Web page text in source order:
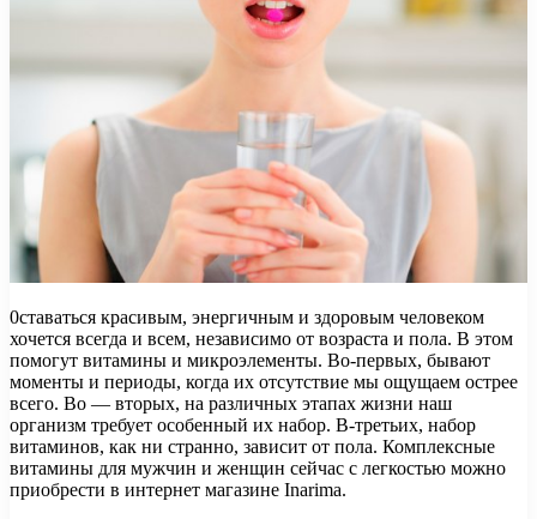
0ставаться красивым, энергичным и здоровым человеком
хочется всегда и всем, независимо от возраста и пола. В этом
помогут витамины и микроэлементы. Во-первых, бывают
моменты и периоды, когда их отсутствие мы ощущаем острее
всего. Во — вторых, на различных этапах жизни наш
организм требует особенный их набор. В-третьих, набор
витаминов, как ни странно, зависит от пола. Комплексные
витамины для мужчин и женщин сейчас с легкостью можно
приобрести в интернет магазине Inarima.